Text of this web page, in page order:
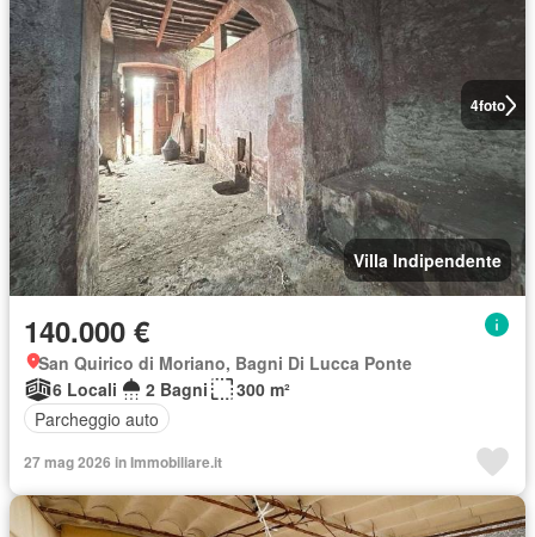
4foto
Villa Indipendente
140.000 €
San Quirico di Moriano, Bagni Di Lucca Ponte
6 Locali
2 Bagni
300 m²
Parcheggio auto
27 mag 2026 in Immobiliare.it